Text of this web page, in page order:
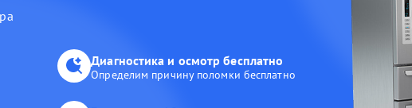
Диагностика и осмотр бесплатно
Определим причину поломки бесплатно